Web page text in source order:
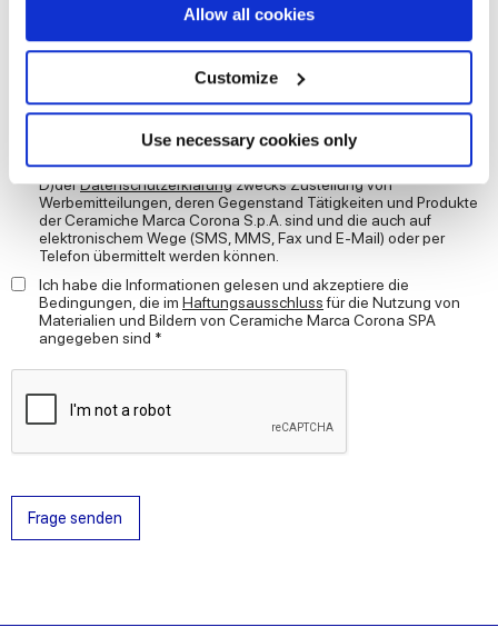
If you allow, we would also like to:
Collect information about your geographical
location which can be accurate to within several
Identify your device by actively scanning it for
specific characteristics (fingerprinting)
Find out more about how your personal data is processed
and set your preferences in thedetails section.
We use cookies to personalise content and ads, to
provide social media features and to analyse our traffic.
our social media, advertising and analytics partners who
may combine it with other information that you’ve
provided to them or that they’ve collected from your use
of their services.
Allow all cookies
Customize
Use necessary cookies only
Ich erkläre mich mit der Nutzung meiner personenbezogenen
Daten zur Bearbeitung meiner Anfrage gemäß Buchstabe C) der
einverstandenDatenschutzerklärungeinverstanden. *
Ich erteile meine EINWILLIGUNG in die Verarbeitung meiner
personenbezogenen Daten zu Marketingzwecken Buchstabe
D)derDatenschutzerklärungzwecks Zustellung von
Werbemitteilungen, deren Gegenstand Tätigkeiten und Produkte
der Ceramiche Marca Corona S.p.A. sind und die auch auf
elektronischem Wege (SMS, MMS, Fax und E-Mail) oder per
Telefon übermittelt werden können.
Ich habe die Informationen gelesen und akzeptiere die
Bedingungen, die im Haftungsausschlussfür die Nutzung von
Materialien und Bildern von Ceramiche Marca Corona SPA
angegeben sind *
Frage senden